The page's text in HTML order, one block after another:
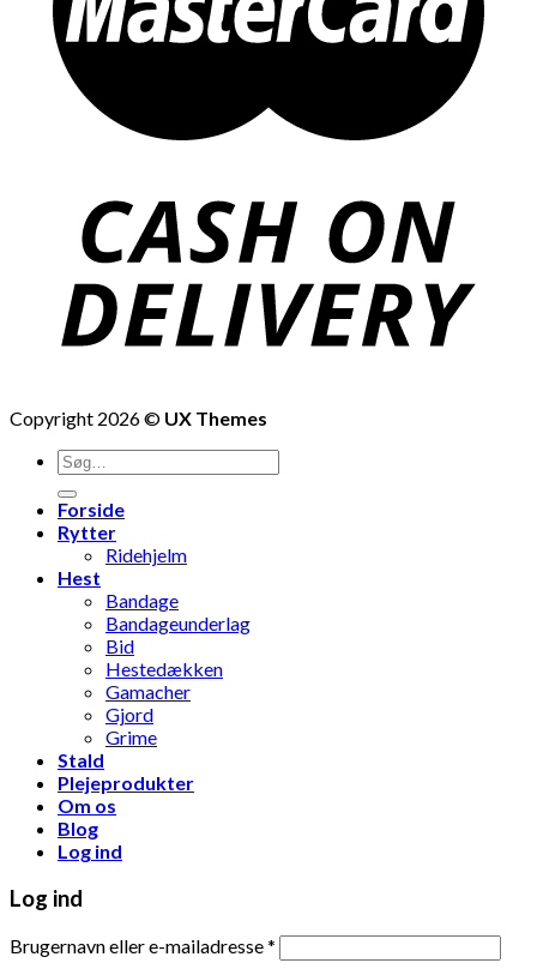
Copyright 2026 © UX Themes
Søg
efter:
Forside
Rytter
Ridehjelm
Hest
Bandage
Bandageunderlag
Bid
Hestedækken
Gamacher
Gjord
Grime
Stald
Plejeprodukter
Om os
Blog
Log ind
Log ind
Brugernavn eller e-mailadresse*